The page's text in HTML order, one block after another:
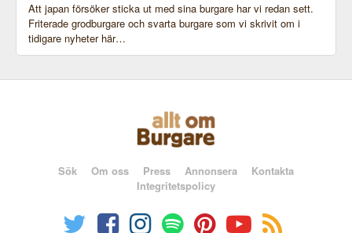
Att japan försöker sticka ut med sina burgare har vi redan sett.
Friterade grodburgare och svarta burgare som vi skrivit om i
tidigare nyheter här…
Sök Om oss Press Annonsera
Kontakta
Integritetspolicy